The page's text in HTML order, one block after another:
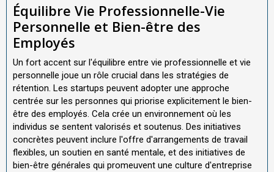
Équilibre Vie Professionnelle-Vie
Personnelle et Bien-être des
Employés
Un fort accent sur l'équilibre entre vie professionnelle et vie
personnelle joue un rôle crucial dans les stratégies de
rétention. Les startups peuvent adopter une approche
centrée sur les personnes qui priorise explicitement le bien-
être des employés. Cela crée un environnement où les
individus se sentent valorisés et soutenus. Des initiatives
concrètes peuvent inclure l'offre d'arrangements de travail
flexibles, un soutien en santé mentale, et des initiatives de
bien-être générales qui promeuvent une culture d'entreprise